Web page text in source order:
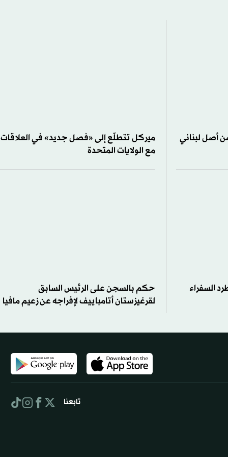
أصل لبناني
ميركل تتطلّع إلى «فصل جديد» في العلاقات
مع الولايات المتحدة
السفراء
حكم بالسجن على الرئيس السابق
لقرغيزستان أتامباييف لإفراجه عن زعيم مافيا
تابعنا